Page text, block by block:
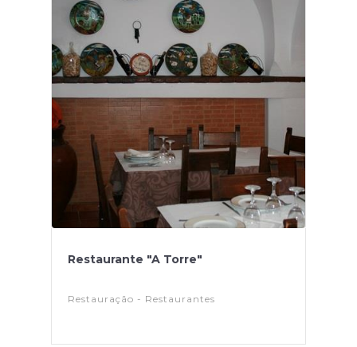
Restaurante "A Torre"
Restauração - Restaurantes